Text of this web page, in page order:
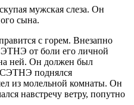
мужская слеза. Он
сына.
с горем. Внезапно
от боли его личной
ней. Он должен был
СЭТНЭ поднялся
из молельной комнаты. Он
навстречу ветру, попутно